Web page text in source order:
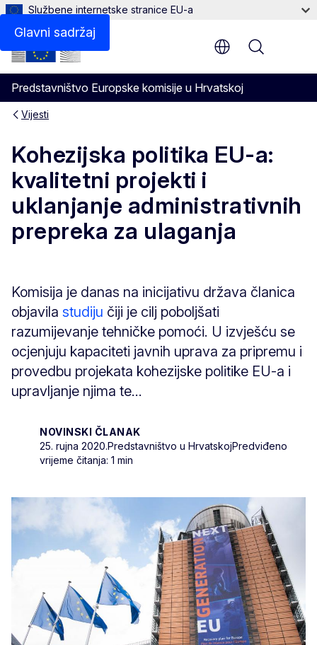
Glavni sadržaj
Službene internetske stranice EU-a
Predstavništvo Europske komisije u Hrvatskoj
Menu
Vijesti
Kohezijska politika EU-a:
kvalitetni projekti i
uklanjanje administrativnih
prepreka za ulaganja
Komisija je danas na inicijativu država članica
objavila studiju čiji je cilj poboljšati
razumijevanje tehničke pomoći. U izvješću se
ocjenjuju kapaciteti javnih uprava za pripremu i
provedbu projekata kohezijske politike EU-a i
upravljanje njima te...
NOVINSKI ČLANAK
25. rujna 2020.Predstavništvo u HrvatskojPredviđeno
vrijeme čitanja: 1 min